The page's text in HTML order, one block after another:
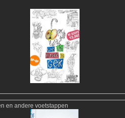
en andere voetstappen